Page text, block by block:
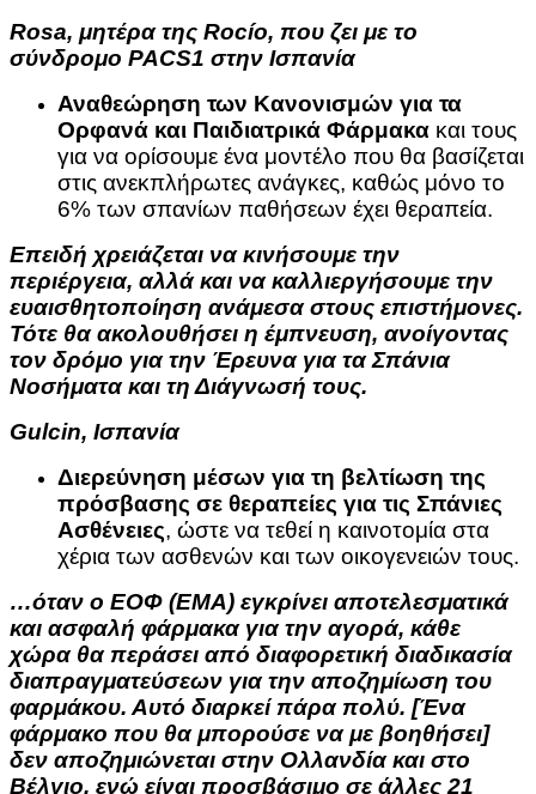
Rosa, μητέρα της Rocío, που ζει με το
σύνδρομο PACS1 στην Ισπανία
Αναθεώρηση των Κανονισμών για τα
Ορφανά και Παιδιατρικά Φάρμακα και τους
για να ορίσουμε ένα μοντέλο που θα βασίζεται
στις ανεκπλήρωτες ανάγκες, καθώς μόνο το
6% των σπανίων παθήσεων έχει θεραπεία.
Επειδή χρειάζεται να κινήσουμε την
περιέργεια, αλλά και να καλλιεργήσουμε την
ευαισθητοποίηση ανάμεσα στους επιστήμονες.
Τότε θα ακολουθήσει η έμπνευση, ανοίγοντας
τον δρόμο για την Έρευνα για τα Σπάνια
Νοσήματα και τη Διάγνωσή τους.
Gulcin, Ισπανία
Διερεύνηση μέσων για τη βελτίωση της
πρόσβασης σε θεραπείες για τις Σπάνιες
Ασθένειες, ώστε να τεθεί η καινοτομία στα
χέρια των ασθενών και των οικογενειών τους.
…όταν ο ΕΟΦ (EMA) εγκρίνει αποτελεσματικά
και ασφαλή φάρμακα για την αγορά, κάθε
χώρα θα περάσει από διαφορετική διαδικασία
διαπραγματεύσεων για την αποζημίωση του
φαρμάκου. Αυτό διαρκεί πάρα πολύ. [Ένα
φάρμακο που θα μπορούσε να με βοηθήσει]
δεν αποζημιώνεται στην Ολλανδία και στο
Βέλγιο, ενώ είναι προσβάσιμο σε άλλες 21